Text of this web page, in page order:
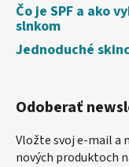
Čo je SPF a ako
slnkom
Jednoduché
Odoberať
Vložte svoj e-mail a
nových produktoch